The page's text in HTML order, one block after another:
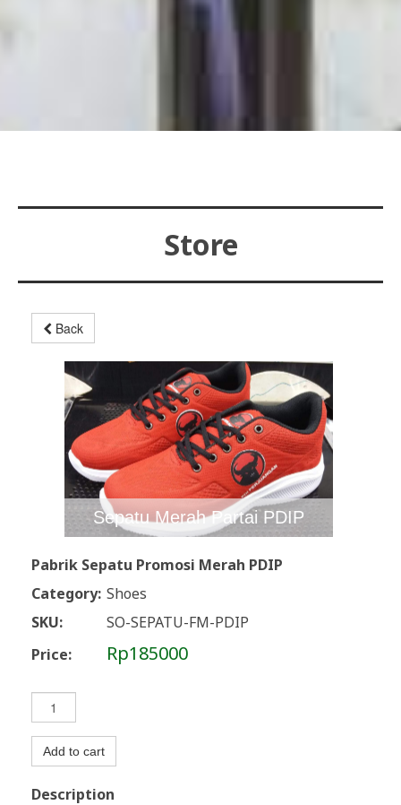
Store
Back
Sepatu Merah Partai PDIP
Pabrik Sepatu Promosi Merah PDIP
Category: Shoes
SKU:
SO-SEPATU-FM-PDIP
Price:
Rp185000
Add to cart
Description